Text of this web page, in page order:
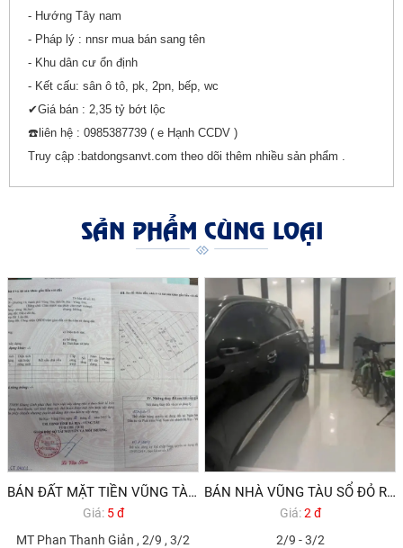
- Hướng Tây nam
- Pháp lý : nnsr mua bán sang tên
- Khu dân cư ổn định
- Kết cấu: sân ô tô, pk, 2pn, bếp, wc
✔Giá bán : 2,35 tỷ bớt lộc
☎️liên hệ : 0985387739 ( e Hạnh CCDV )
Truy cập :batdongsanvt.com theo dõi thêm nhiều sản phẩm .
SẢN PHẨM CÙNG LOẠI
BÁN ĐẤT MẶT TIỀN VŨNG TÀU GẦN BIỂN GIÁ RẺ
Giá: 5 đ
MT Phan Thanh Giản , 2/9 , 3/2
BÁN NHÀ VŨNG TÀU SỔ ĐỎ RIÊNG DƯỚI 3 TỶ
Giá:2 đ
2/9 - 3/2